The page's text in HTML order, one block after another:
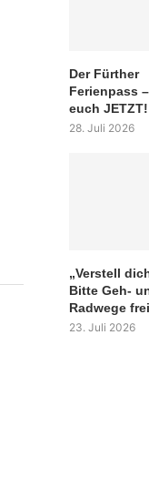
Der Fürther
Ferienpass
euch JETZT!
28. Juli 2026
„Verstell
Bitte Geh-
Radwege
23. Juli 2026